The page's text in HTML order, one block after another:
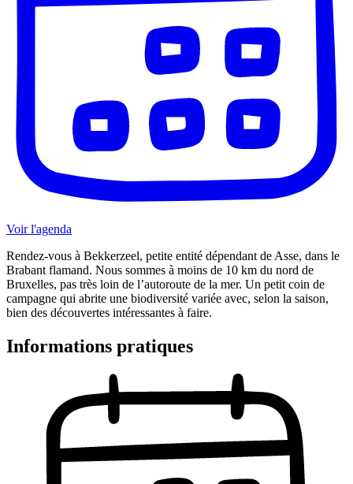
Voir l'agenda
Rendez-vous à Bekkerzeel, petite entité dépendant de Asse, dans le
Brabant flamand. Nous sommes à moins de 10 km du nord de
Bruxelles, pas très loin de l’autoroute de la mer. Un petit coin de
campagne qui abrite une biodiversité variée avec, selon la saison,
bien des découvertes intéressantes à faire.
Informations pratiques